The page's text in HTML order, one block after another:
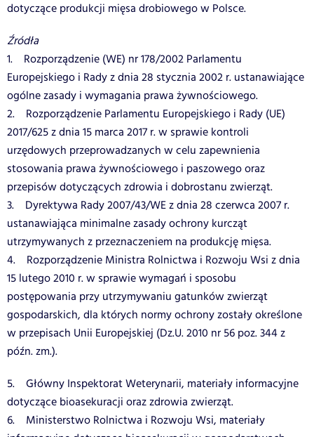
dotyczące produkcji mięsa drobiowego w Polsce.
Źródła
1. Rozporządzenie (WE) nr 178/2002 Parlamentu
Europejskiego i Rady z dnia 28 stycznia 2002 r. ustanawiające
ogólne zasady i wymagania prawa żywnościowego.
2. Rozporządzenie Parlamentu Europejskiego i Rady (UE)
2017/625 z dnia 15 marca 2017 r. w sprawie kontroli
urzędowych przeprowadzanych w celu zapewnienia
stosowania prawa żywnościowego i paszowego oraz
przepisów dotyczących zdrowia i dobrostanu zwierząt.
3. Dyrektywa Rady 2007/43/WE z dnia 28 czerwca 2007 r.
ustanawiająca minimalne zasady ochrony kurcząt
utrzymywanych z przeznaczeniem na produkcję mięsa.
4. Rozporządzenie Ministra Rolnictwa i Rozwoju Wsi z dnia
15 lutego 2010 r. w sprawie wymagań i sposobu
postępowania przy utrzymywaniu gatunków zwierząt
gospodarskich, dla których normy ochrony zostały określone
w przepisach Unii Europejskiej (Dz.U. 2010 nr 56 poz. 344 z
późn. zm.).
5. Główny Inspektorat Weterynarii, materiały informacyjne
dotyczące bioasekuracji oraz zdrowia zwierząt.
6. Ministerstwo Rolnictwa i Rozwoju Wsi, materiały